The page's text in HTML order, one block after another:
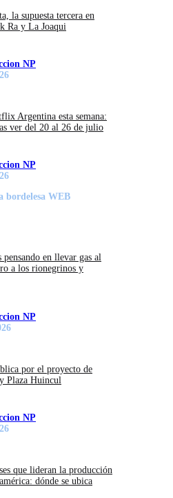
la supuesta tercera en
Ra y La Joaqui
NP
Argentina esta semana:
ver del 20 al 26 de julio
NP
en llevar gas al
a los rionegrinos y
NP
por el proyecto de
Plaza Huincul
NP
que lideran la producción
dónde se ubica